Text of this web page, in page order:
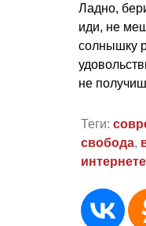
Ладно,
иди, не
солнышку
не
Теги:
свобода,
интернете